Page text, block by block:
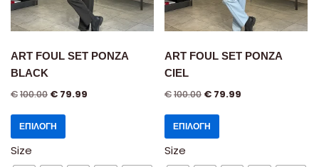
ART FOUL SET PONZA
BLACK
€100.00 € 79.99
ΕΠΙΛΟΓΉ
Size
ART FOUL SET PONZA
CIEL
€100.00 € 79.99
ΕΠΙΛΟΓΉ
Size